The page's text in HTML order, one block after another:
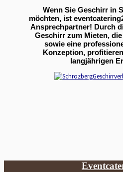
Wenn Sie Geschirr in
möchten, ist
Ansprechpartner! Durch
Geschirr zum Mieten,
sowie eine
Konzeption,
langjährigen